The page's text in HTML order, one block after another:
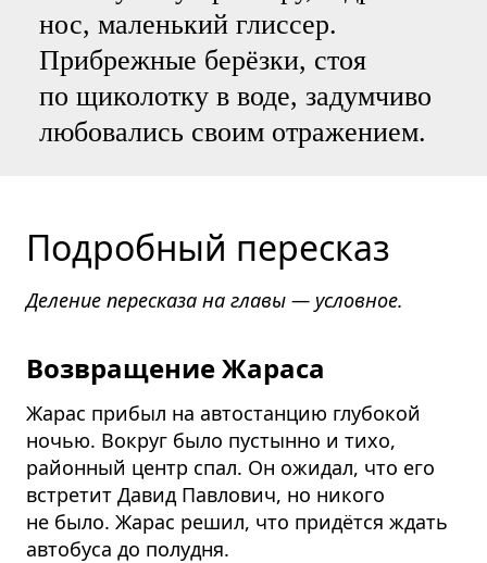
нос, маленький глиссер.
Прибрежные берёзки, стоя
по щиколотку в воде, задумчиво
любовались своим отражением.
Подробный пересказ
Деление пересказа на главы — условное.
Возвращение Жараса
Жарас прибыл на автостанцию глубокой
ночью. Вокруг было пустынно и тихо,
районный центр спал. Он ожидал, что его
встретит Давид Павлович, но никого
не было. Жарас решил, что придётся ждать
автобуса до полудня.